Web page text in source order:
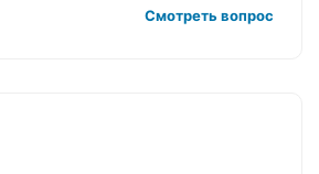
Смотреть вопрос